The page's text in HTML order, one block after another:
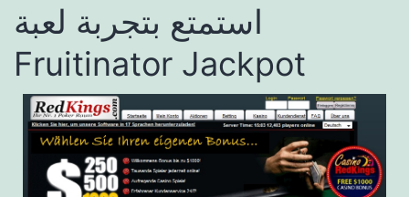
استمتع بتجربة لعبة
Fruitinator Jackpot